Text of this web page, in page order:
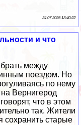
24 07 2026 18:40:22
и что
между
поездом. Но
по нему
Вернигерод
что в этом
так. Жители
сохранить старые